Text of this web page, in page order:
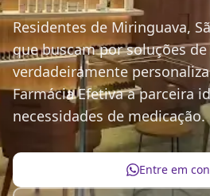
Residentes de Miringuava,
que buscam por soluções
verdadeiramente
Farmácia Efetiva a parceira
necessidades de medicação.
Entre em